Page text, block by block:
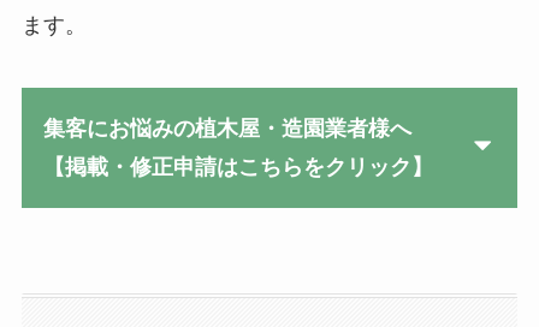
ます。
集客にお悩みの植木屋・造園業者様へ
【掲載・修正申請はこちらをクリック】